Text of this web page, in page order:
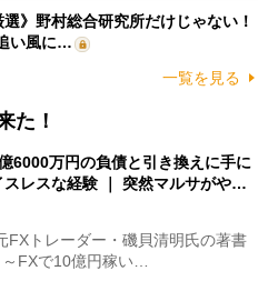
選》野村総合研究所だけじゃない！
い風に…
一覧を見る
た！
6000万円の負債と引き換えに手に
スレスな経験 ｜ 突然マルサがや…
トレーダー・磯貝清明氏の著書
FXで10億円稼い…